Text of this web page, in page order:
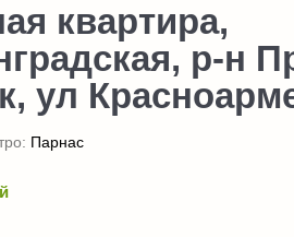
квартира,
р-н
ул
Парнас